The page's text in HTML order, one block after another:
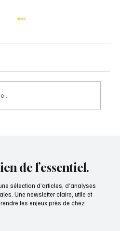
de l’essentiel.
sélection d’articles, d’analyses
Une newsletter claire, utile et
les enjeux près de chez